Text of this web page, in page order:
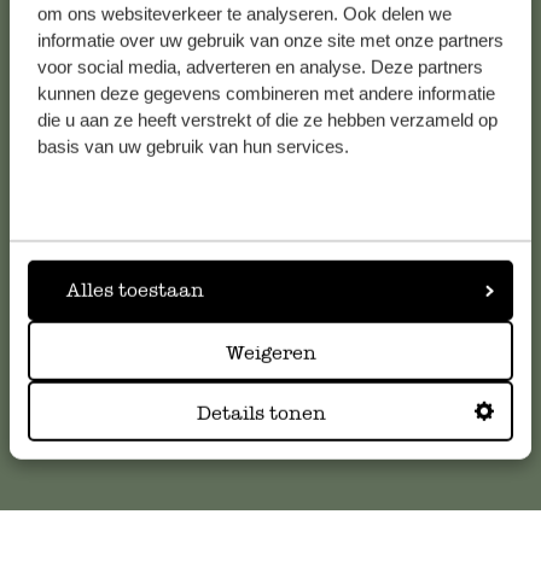
om ons websiteverkeer te analyseren. Ook delen we
informatie over uw gebruik van onze site met onze partners
voor social media, adverteren en analyse. Deze partners
kunnen deze gegevens combineren met andere informatie
die u aan ze heeft verstrekt of die ze hebben verzameld op
basis van uw gebruik van hun services.
Alles toestaan
Weigeren
Details tonen
Alle 62 Geschäfte anzeigen
Kundenservice/Hilfe
die Antworten aufhäufig gestellte Fragen.
Online-Kundenservice